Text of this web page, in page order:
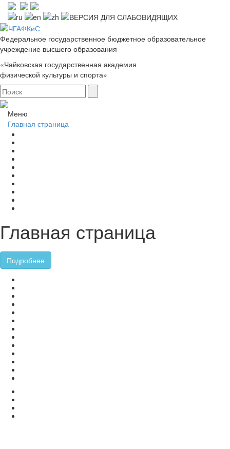
Федеральное государственное бюджетное образовательное
учреждение высшего образования
«Чайковская государственная академия
физической культуры и спорта»
Меню
Главная страница
Главная страница
Подробнее